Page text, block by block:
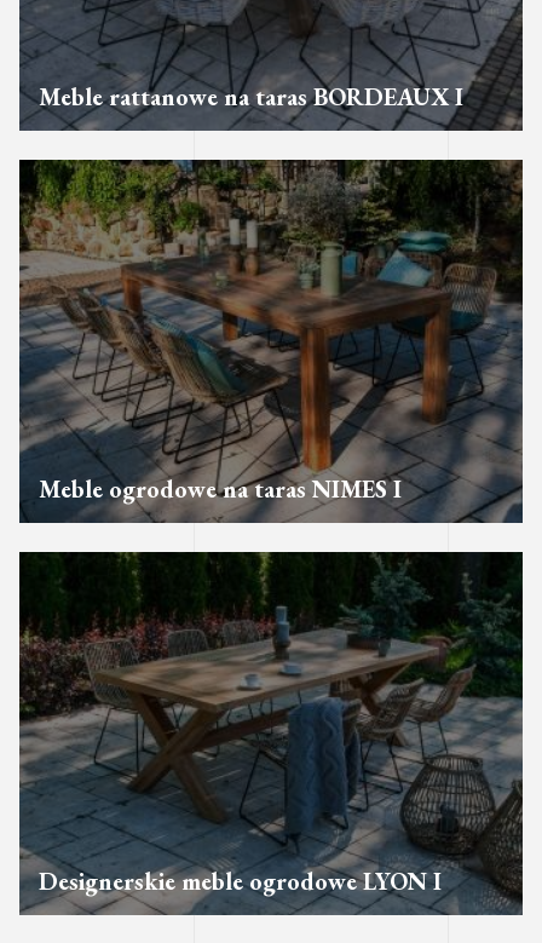
Meble rattanowe na taras BORDEAUX I
Meble ogrodowe na taras NIMES I
Designerskie meble ogrodowe LYON I